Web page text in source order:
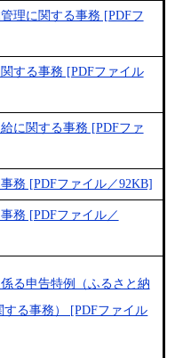
理に関する事務 [PDFフ
する事務 [PDFファイル
に関する事務 [PDFファ
務 [PDFファイル／92KB]
務 [PDFファイル／
る申告特例（ふるさと納
る事務） [PDFファイル